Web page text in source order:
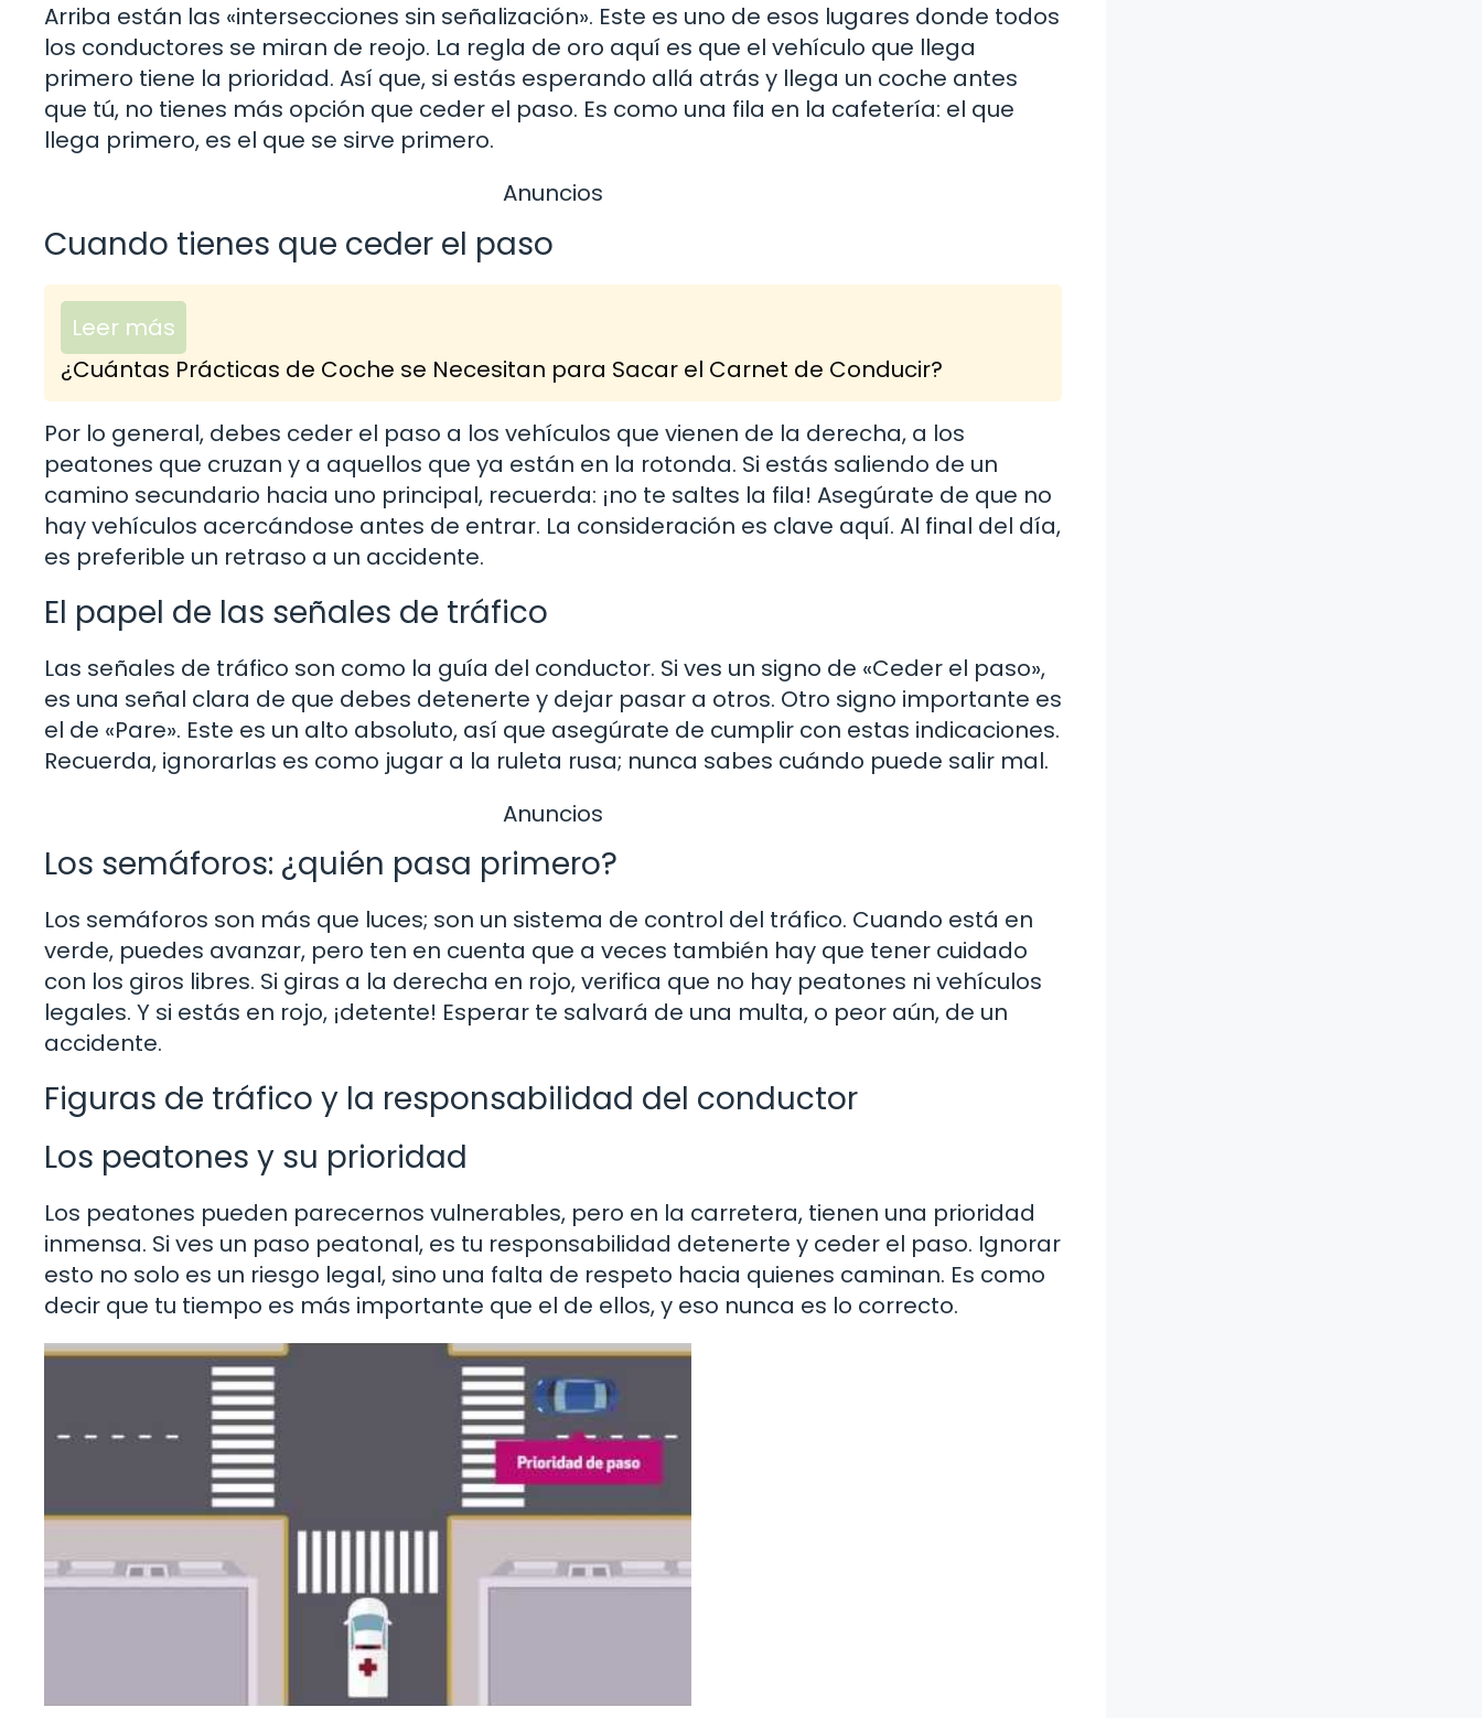
Arriba están las «intersecciones sin señalización». Este es uno de esos lugares donde todos
los conductores se miran de reojo. La regla de oro aquí es que el vehículo que llega
primero tiene la prioridad. Así que, si estás esperando allá atrás y llega un coche antes
que tú, no tienes más opción que ceder el paso. Es como una fila en la cafetería: el que
llega primero, es el que se sirve primero.
Anuncios
Cuando tienes que ceder el paso
Leer más
¿Cuántas Prácticas de Coche se Necesitan para Sacar el Carnet de Conducir?
Por lo general, debes ceder el paso a los vehículos que vienen de la derecha, a los
peatones que cruzan y a aquellos que ya están en la rotonda. Si estás saliendo de un
camino secundario hacia uno principal, recuerda: ¡no te saltes la fila! Asegúrate de que no
hay vehículos acercándose antes de entrar. La consideración es clave aquí. Al final del día,
es preferible un retraso a un accidente.
El papel de las señales de tráfico
Las señales de tráfico son como la guía del conductor. Si ves un signo de «Ceder el paso»,
es una señal clara de que debes detenerte y dejar pasar a otros. Otro signo importante es
el de «Pare». Este es un alto absoluto, así que asegúrate de cumplir con estas indicaciones.
Recuerda, ignorarlas es como jugar a la ruleta rusa; nunca sabes cuándo puede salir mal.
Anuncios
Los semáforos: ¿quién pasa primero?
Los semáforos son más que luces; son un sistema de control del tráfico. Cuando está en
verde, puedes avanzar, pero ten en cuenta que a veces también hay que tener cuidado
con los giros libres. Si giras a la derecha en rojo, verifica que no hay peatones ni vehículos
legales. Y si estás en rojo, ¡detente! Esperar te salvará de una multa, o peor aún, de un
accidente.
Figuras de tráfico y la responsabilidad del conductor
Los peatones y su prioridad
Los peatones pueden parecernos vulnerables, pero en la carretera, tienen una prioridad
inmensa. Si ves un paso peatonal, es tu responsabilidad detenerte y ceder el paso. Ignorar
esto no solo es un riesgo legal, sino una falta de respeto hacia quienes caminan. Es como
decir que tu tiempo es más importante que el de ellos, y eso nunca es lo correcto.